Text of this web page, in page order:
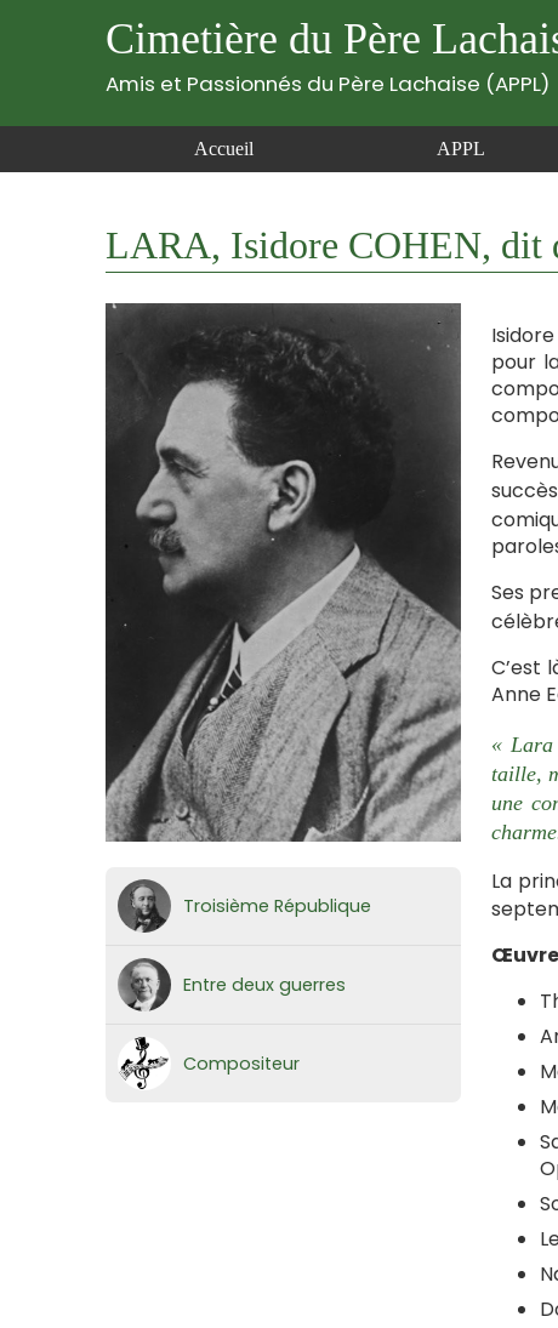
Cimetière du Père
Amis et Passionnés du Père Lachaise (APPL)
Accueil APPL
LARA, Isidore COHEN, dit
Troisième République
Entre deux guerres
Compositeur
pour
Ses
C’est
Anne
« Lara
taille,
une
La